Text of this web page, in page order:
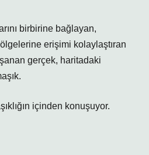
birbirine bağlayan,
erişimi kolaylaştıran
gerçek, haritadaki
içinden konuşuyor.